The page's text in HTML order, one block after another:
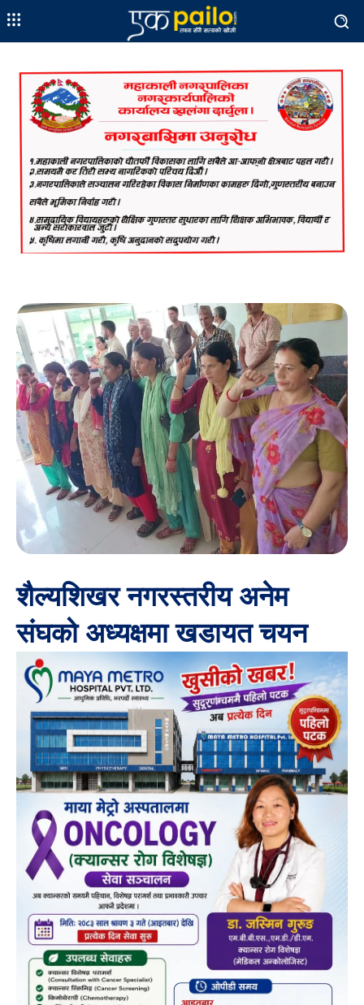
शैल्यशिखर नगरस्तरीय अनेम
संघको अध्यक्षमा खडायत चयन